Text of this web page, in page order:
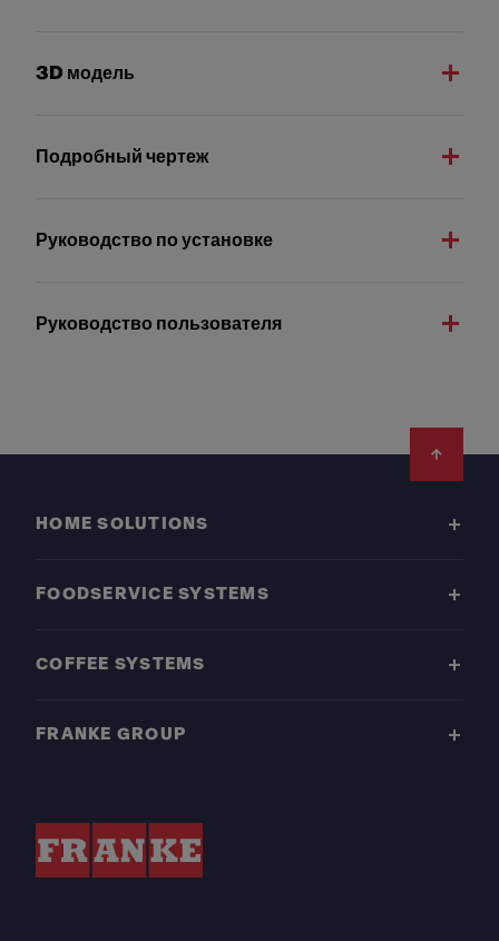
3D модель
Подробный чертеж
Руководство по установке
Руководство пользователя
HOME SOLUTIONS
FOODSERVICE SYSTEMS
COFFEE SYSTEMS
FRANKE GROUP